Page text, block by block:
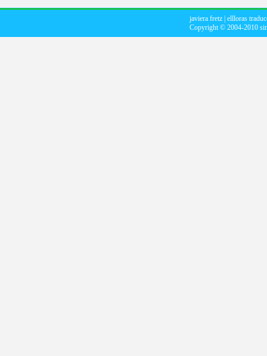
javiera fretz| ellloras
Copyright © 2004-2010